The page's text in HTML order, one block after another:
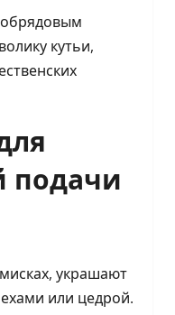
обрядовым
кутьи,
подачи
украшают
или цедрой.